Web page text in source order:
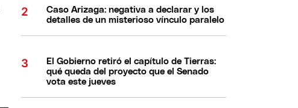
Caso Arizaga: negativa a declarar y los
detalles de un misterioso vínculo paralelo
El Gobierno retiró el capítulo de Tierras:
qué queda del proyecto que el Senado
vota este jueves